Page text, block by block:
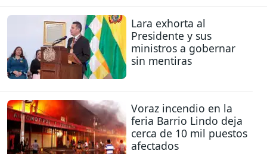
Lara exhorta al
Presidente y sus
ministros a gobernar
sin mentiras
Voraz incendio en la
feria Barrio Lindo deja
cerca de 10 mil puestos
afectados